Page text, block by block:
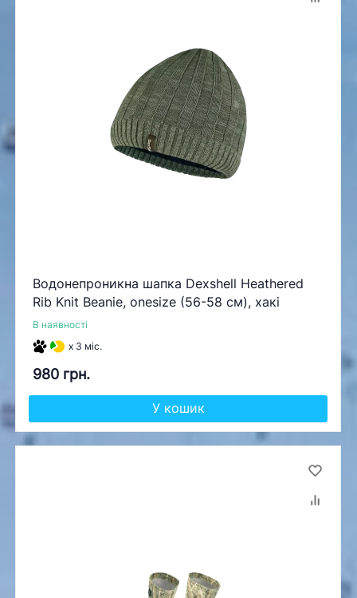
Водонепроникна шапка Dexshell Heathered
Rib Knit Beanie, onesize (56-58 см), хакі
В наявності
x 3 міс.
980 грн.
У кошик